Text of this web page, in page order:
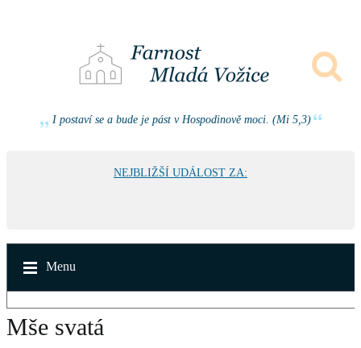
I postaví se a bude je pást v Hospodinově moci. (Mi 5,3)
NEJBLIŽŠÍ UDÁLOST ZA:
Menu
Mše svatá